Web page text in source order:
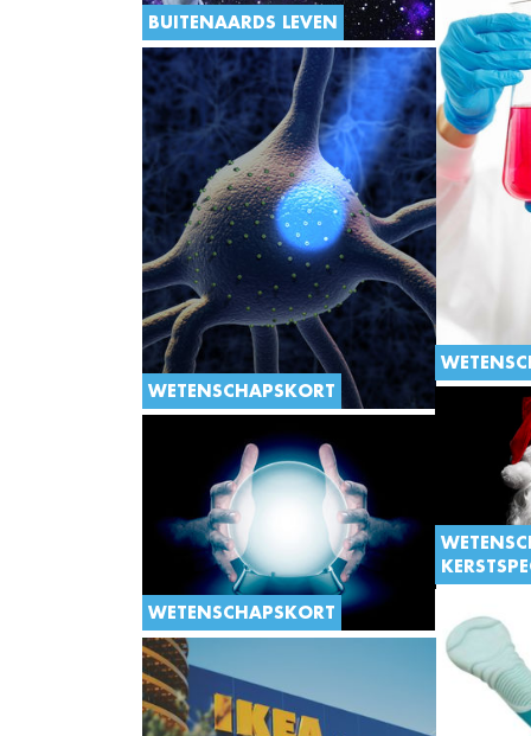
BUITENAARDS LEVEN
We geloven stiekem allemaal dat er
nog een andere leefbare planeet is.
Een planeet met coole aliens of
misschien zelfs een planeet met
elfjes en eenhoorns? Als die laatste
bestaat mag je mij alvast een ticketje
geven voor de eerste vlucht.
WETENSCHAPSKORT
En heb je
gekocht
logistiek
weten
worden ...
WETENSCHAPSKORT
Van animistische sjamanen tot
gedragspsychologen en
astrologiehippies: de psyche van de
mens blijft een hoogst curieus